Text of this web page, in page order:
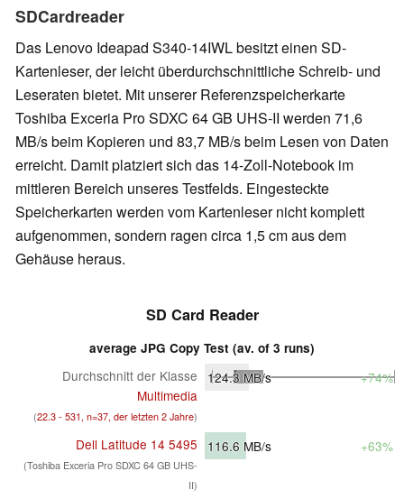
SDCardreader
Das Lenovo Ideapad S340-14IWL besitzt einen SD-
Kartenleser, der leicht überdurchschnittliche Schreib- und
Leseraten bietet. Mit unserer Referenzspeicherkarte
Toshiba Exceria Pro SDXC 64 GB UHS-II werden 71,6
MB/s beim Kopieren und 83,7 MB/s beim Lesen von Daten
erreicht. Damit platziert sich das 14-Zoll-Notebook im
mittleren Bereich unseres Testfelds. Eingesteckte
Speicherkarten werden vom Kartenleser nicht komplett
aufgenommen, sondern ragen circa 1,5 cm aus dem
Gehäuse heraus.
SD Card Reader
average JPG Copy Test (av. of 3 runs)
Durchschnitt der Klasse
Multimedia
(22.3 - 531, n=37, der letzten 2 Jahre)
124.3 MB/s +74%
Dell Latitude 14 5495
(Toshiba Exceria Pro SDXC 64 GB UHS-
II)
116.6 MB/s +63%